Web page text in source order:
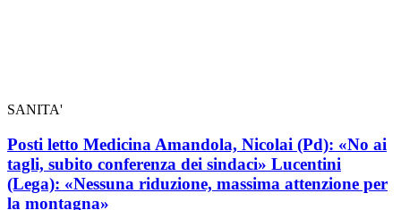
SANITA'
Posti letto Medicina Amandola, Nicolai (Pd): «No ai
tagli, subito conferenza dei sindaci» Lucentini
(Lega): «Nessuna riduzione, massima attenzione per
la montagna»